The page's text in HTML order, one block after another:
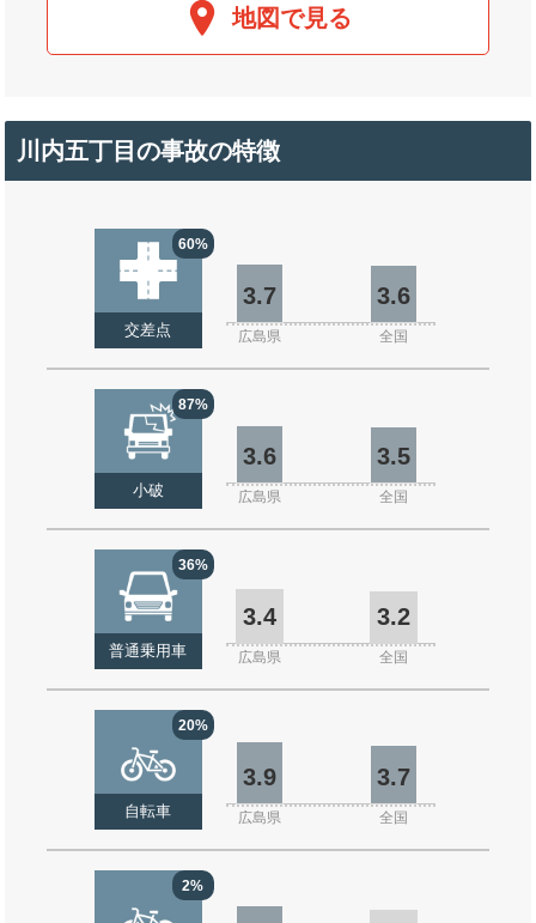
地図で見る
川内五丁目の事故の特徴
60%
交差点
3.7 3.6
広島県 全国
87%
小破
3.6 3.5
広島県 全国
36%
普通乗用車
3.4 3.2
広島県 全国
20%
自転車
3.9 3.7
広島県 全国
2%